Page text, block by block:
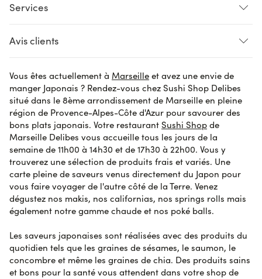
Services
LIVRAISON
Avis clients
Brigitte M.le 29 octobre 2023 AVIS VÉRIFIÉ
Parfait
Kevin G.le 28 octobre 2023 AVIS VÉRIFIÉ
Super et merci a mehdi
Janine D.le 26 octobre 2023 AVIS VÉRIFIÉ
Équipe paraissant débordée, sans raison.
Yannick P. le 28 octobre 2023 AVIS VÉRIFIÉ
Vous êtes actuellement à Marseille et avez une envie de
manger Japonais ? Rendez-vous chez Sushi Shop Delibes
situé dans le 8ème arrondissement de Marseille en pleine
région de Provence-Alpes-Côte d'Azur pour savourer des
bons plats japonais. Votre restaurant Sushi Shop de
Marseille Delibes vous accueille tous les jours de la
semaine de 11h00 à 14h30 et de 17h30 à 22h00. Vous y
trouverez une sélection de produits frais et variés. Une
carte pleine de saveurs venus directement du Japon pour
vous faire voyager de l'autre côté de la Terre. Venez
dégustez nos makis, nos californias, nos springs rolls mais
également notre gamme chaude et nos poké balls.
Les saveurs japonaises sont réalisées avec des produits du
quotidien tels que les graines de sésames, le saumon, le
concombre et même les graines de chia. Des produits sains
et bons pour la santé vous attendent dans votre shop de